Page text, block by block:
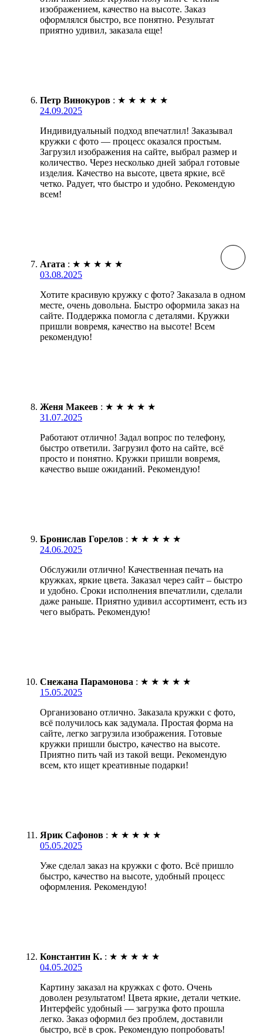
изображением, качество на высоте. Заказ
оформлялся быстро, все понятно. Результат
приятно удивил, заказала еще!
Петр Винокуров : ★ ★ ★ ★ ★
24.09.2025
Индивидуальный подход впечатлил! Заказывал
кружки с фото — процесс оказался простым.
Загрузил изображения на сайте, выбрал размер и
количество. Через несколько дней забрал готовые
изделия. Качество на высоте, цвета яркие, всё
четко. Радует, что быстро и удобно. Рекомендую
всем!
Агата : ★ ★ ★ ★ ★
03.08.2025
Хотите красивую кружку с фото? Заказала в одном
месте, очень довольна. Быстро оформила заказ на
сайте. Поддержка помогла с деталями. Кружки
пришли вовремя, качество на высоте! Всем
рекомендую!
Женя Макеев : ★ ★ ★ ★ ★
31.07.2025
Работают отлично! Задал вопрос по телефону,
быстро ответили. Загрузил фото на сайте, всё
просто и понятно. Кружки пришли вовремя,
качество выше ожиданий. Рекомендую!
Бронислав Горелов : ★ ★ ★ ★ ★
24.06.2025
Обслужили отлично! Качественная печать на
кружках, яркие цвета. Заказал через сайт – быстро
и удобно. Сроки исполнения впечатлили, сделали
даже раньше. Приятно удивил ассортимент, есть из
чего выбрать. Рекомендую!
Снежана Парамонова : ★ ★ ★ ★ ★
15.05.2025
Организовано отлично. Заказала кружки с фото,
всё получилось как задумала. Простая форма на
сайте, легко загрузила изображения. Готовые
кружки пришли быстро, качество на высоте.
Приятно пить чай из такой вещи. Рекомендую
всем, кто ищет креативные подарки!
Ярик Сафонов : ★ ★ ★ ★ ★
05.05.2025
Уже сделал заказ на кружки с фото. Всё пришло
быстро, качество на высоте, удобный процесс
оформления. Рекомендую!
Константин К. : ★ ★ ★ ★ ★
04.05.2025
Картину заказал на кружках с фото. Очень
доволен результатом! Цвета яркие, детали четкие.
Интерфейс удобный — загрузка фото прошла
легко. Заказ оформил без проблем, доставили
быстро, всё в срок. Рекомендую попробовать!